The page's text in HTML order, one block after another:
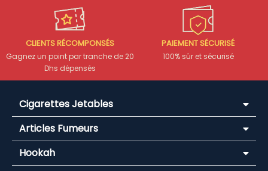
CLIENTS RÉCOMPONSÉS
Gagnez un point par tranche de 20
Dhs dépensés
PAIEMENT SÉCURISÉ
100% sûr et sécurisé
Cigarettes Jetables
Articles Fumeurs
Hookah